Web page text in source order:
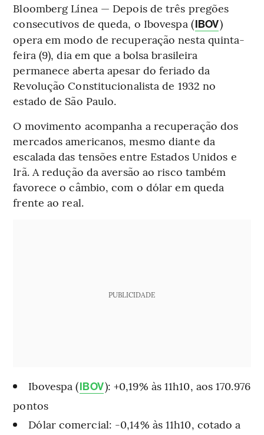
Bloomberg Línea — Depois de três pregões
consecutivos de queda, o Ibovespa (IBOV)
opera em modo de recuperação nesta quinta-
feira (9), dia em que a bolsa brasileira
permanece aberta apesar do feriado da
Revolução Constitucionalista de 1932 no
estado de São Paulo.
O movimento acompanha a recuperação dos
mercados americanos, mesmo diante da
escalada das tensões entre Estados Unidos e
Irã. A redução da aversão ao risco também
favorece o câmbio, com o dólar em queda
frente ao real.
PUBLICIDADE
Ibovespa (IBOV): +0,19% às 11h10, aos 170.976
pontos
Dólar comercial: -0,14% às 11h10, cotado a